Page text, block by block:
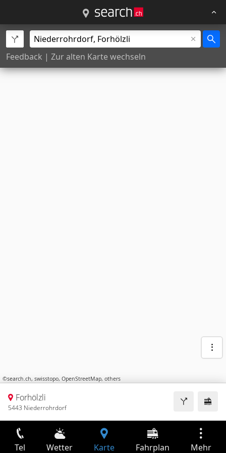
Feedback | Zur alten Karte wechseln
©search.ch, swisstopo, OpenStreetMap, others
Forhölzli
5443 Niederrohrdorf
Tel Wetter Karte Fahrplan Mehr